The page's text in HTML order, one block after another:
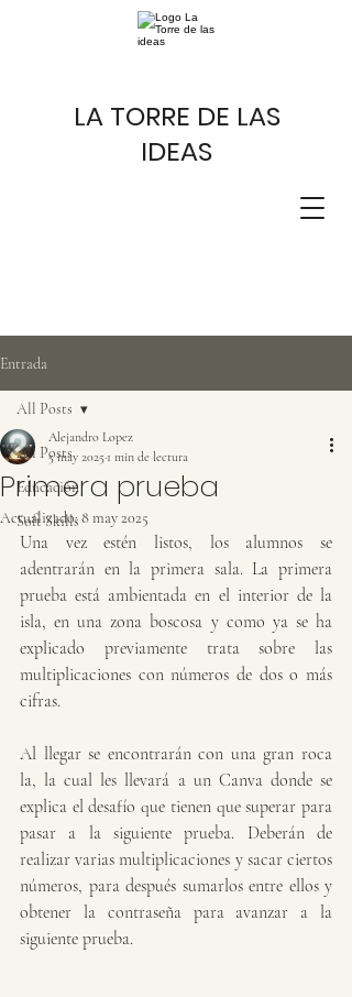
LA TORRE DE LAS
IDEAS
Entrada
All Posts
Educación
Soft Skills
All Posts
Primera prueba
Alejandro Lopez
5 may 2025 1 min de lectura
Actualizado:8 may 2025
Una vez estén listos, los alumnos se
adentrarán en la primera sala. La primera
prueba está ambientada en el interior de la
isla, en una zona boscosa y como ya se ha
explicado previamente trata sobre las
multiplicaciones con números de dos o más
cifras.
Al llegar se encontrarán con una gran roca
la, la cual les llevará a un Canva donde se
explica el desafío que tienen que superar para
pasar a la siguiente prueba. Deberán de
realizar varias multiplicaciones y sacar ciertos
números, para después sumarlos entre ellos y
obtener la contraseña para avanzar a la
siguiente prueba.